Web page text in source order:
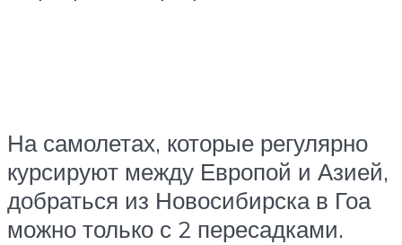
На самолетах, которые регулярно
курсируют между Европой и Азией,
добраться из Новосибирска в Гоа
можно только с 2 пересадками.